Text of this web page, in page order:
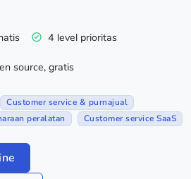
4 level prioritas
source, gratis
Customer service & purnajual
peralatan Customer service SaaS